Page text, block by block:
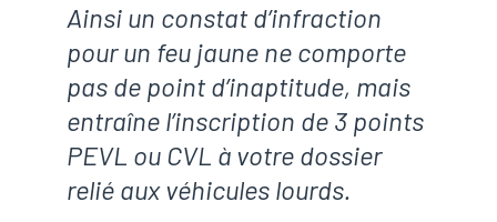
Ainsi un constat d’infraction
pour un feu jaune ne comporte
pas de point d’inaptitude, mais
entraîne l’inscription de 3 points
PEVL ou CVL à votre dossier
relié aux véhicules lourds.